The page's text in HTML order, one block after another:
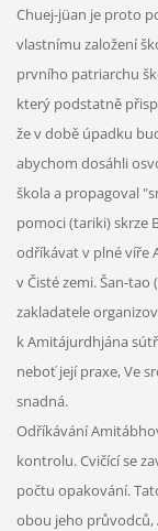
Chuej-jüan je proto
vlastnímu založení
prvního patriarchu
který podstatně
že v době úpadku
abychom dosáhli
škola a propagoval
pomoci (tariki) skrze
odříkávat v plné víře
v Čisté zemi. Šan-tao
zakladatele
k Amitájurdhjána
neboť její praxe, Ve
snadná.
Odříkávání
kontrolu. Cvičící se
počtu opakování.
obou jeho průvodců,